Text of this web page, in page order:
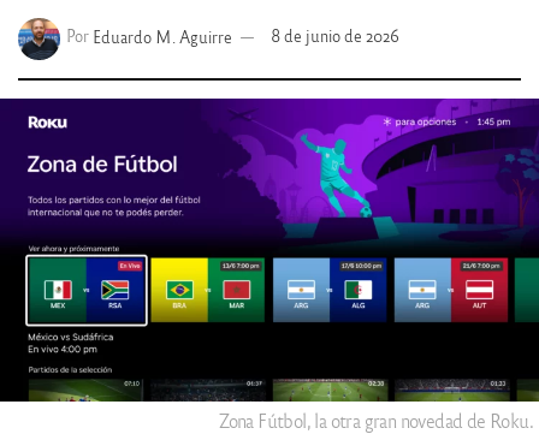
Por Eduardo M. Aguirre 8 de junio de 2026
Zona Fútbol, la otra gran novedad de Roku.